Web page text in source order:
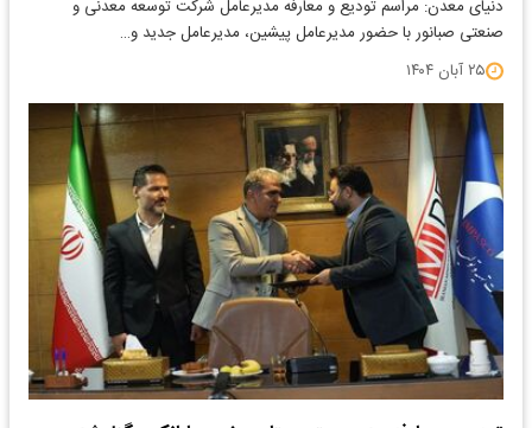
دنیای معدن: مراسم تودیع و معارفه مدیرعامل شرکت توسعه معدنی و
صنعتی صبانور با حضور مدیرعامل پیشین، مدیرعامل جدید و…
۲۵ آبان ۱۴۰۴